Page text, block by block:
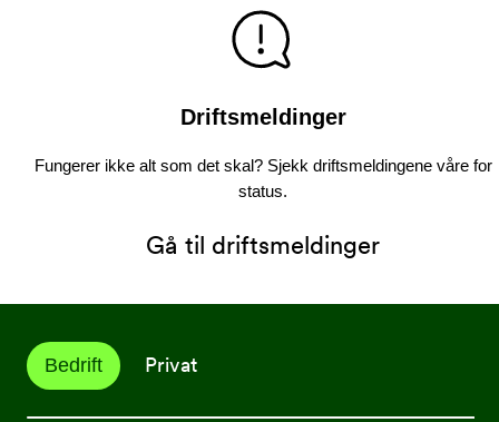
Driftsmeldinger
Fungerer ikke alt som det skal? Sjekk driftsmeldingene våre for
status.
Gå til driftsmeldinger
Bedrift Privat